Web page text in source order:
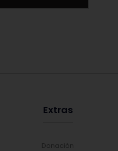
Extras
Donación